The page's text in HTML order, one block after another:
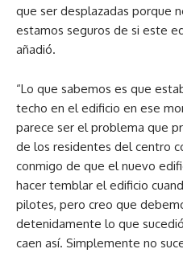
que ser desplazadas porque
estamos seguros de si este
añadió.
“Lo que sabemos es que
techo en el edificio en ese
parece ser el problema que
de los residentes del centro
conmigo de que el nuevo
hacer temblar el edificio
pilotes, pero creo que
detenidamente lo que
caen así. Simplemente no